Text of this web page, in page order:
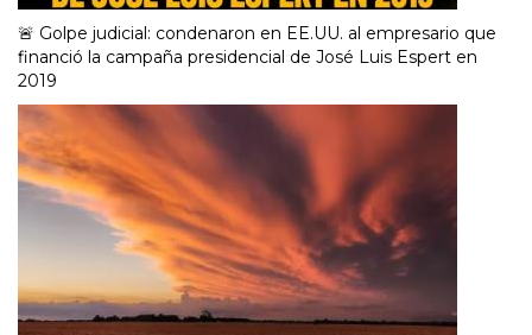
🚨 Golpe judicial: condenaron en EE.UU. al empresario que
financió la campaña presidencial de José Luis Espert en
2019